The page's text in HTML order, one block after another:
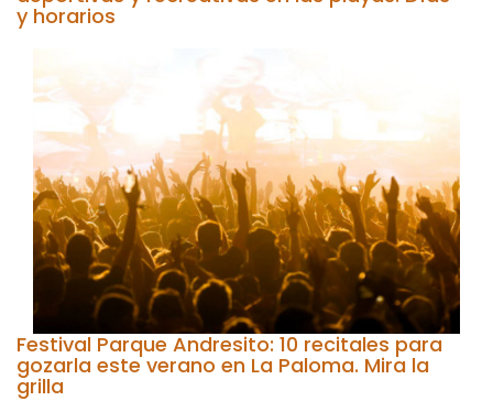
y horarios
Festival Parque Andresito: 10 recitales para
gozarla este verano en La Paloma. Mira la
grilla